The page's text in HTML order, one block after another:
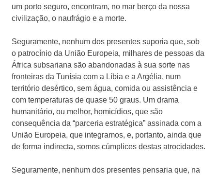
um porto seguro, encontram, no mar berço da nossa
civilização, o naufrágio e a morte.
Seguramente, nenhum dos presentes suporia que, sob
o patrocínio da União Europeia, milhares de pessoas da
África subsariana são abandonadas à sua sorte nas
fronteiras da Tunísia com a Líbia e a Argélia, num
território desértico, sem água, comida ou assistência e
com temperaturas de quase 50 graus. Um drama
humanitário, ou melhor, homicídios, que são
consequência da “parceria estratégica” assinada com a
União Europeia, que integramos, e, portanto, ainda que
de forma indirecta, somos cúmplices destas atrocidades.
Seguramente, nenhum dos presentes pensaria que, na